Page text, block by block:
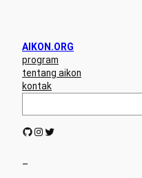
content
AIKON.ORG
program
tentang aikon
kontak
r
h
GitHub Instagram Twitter
–